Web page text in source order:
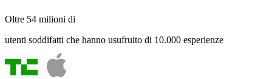
Oltre 54 milioni di
utenti soddifatti che hanno usufruito di 10.000 esperienze